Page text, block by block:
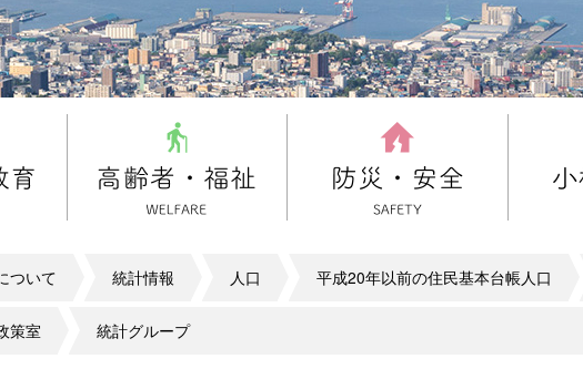
ついて 統計情報 人口 平成20年以前の住民基本台帳人口
策室 統計グループ